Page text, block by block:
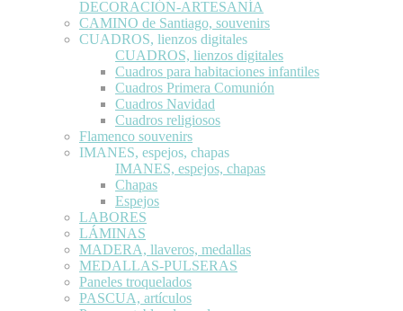
DECORACIÓN-ARTESANÍA
CAMINO de Santiago, souvenirs
CUADROS, lienzos digitales
CUADROS, lienzos digitales
Cuadros para habitaciones infantiles
Cuadros Primera Comunión
Cuadros Navidad
Cuadros religiosos
Flamenco souvenirs
IMANES, espejos, chapas
IMANES, espejos, chapas
Chapas
Espejos
LABORES
LÁMINAS
MADERA, llaveros, medallas
MEDALLAS-PULSERAS
Paneles troquelados
PASCUA, artículos